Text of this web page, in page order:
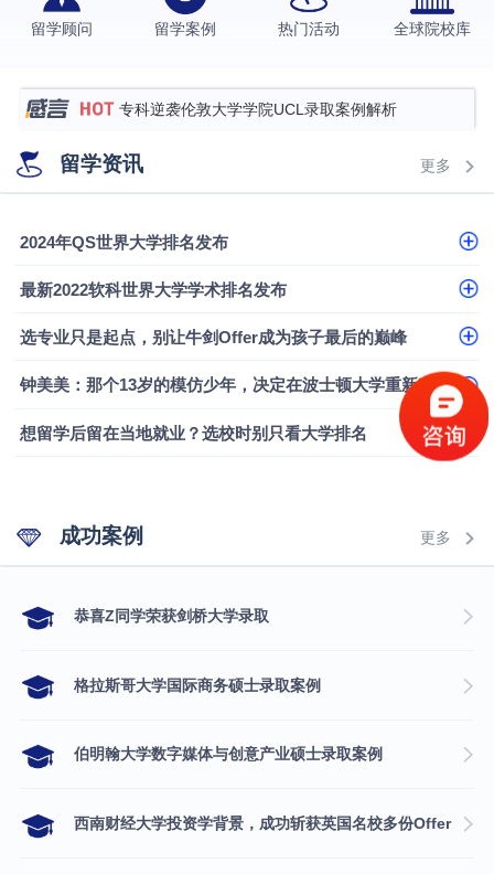
留学顾问 留学案例 热门活动 全球院校库
上海财经大学经济学背景成功斩获爱丁堡大学经济学
专科逆袭伦敦大学学院UCL录取案例解析
香港浸会大学伦理与公共事务硕士录取
从上海财大2+2到谢菲尔德：低均分逆袭QS百强金
留学资讯 更多
2024年QS世界大学排名发布
最新2022软科世界大学学术排名发布
选专业只是起点，别让牛剑Offer成为孩子最后的巅峰
钟美美：那个13岁的模仿少年，决定在波士顿大学重新定义自己
想留学后留在当地就业？选校时别只看大学排名
成功案例 更多
​恭喜Z同学荣获剑桥大学录取
格拉斯哥大学国际商务硕士录取案例
伯明翰大学数字媒体与创意产业硕士录取案例
西南财经大学投资学背景，成功斩获英国名校多份Offer